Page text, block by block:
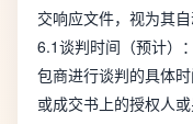
交响应文件，视为其
6.1谈判时间（预计）
包商进行谈判的具体
或成交书上的授权人